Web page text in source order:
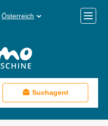
Österreich
Menü
Suchagent